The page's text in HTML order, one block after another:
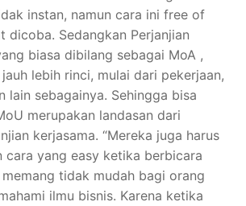
instan, namun cara ini free of
dicoba. Sedangkan Perjanjian
biasa dibilang sebagai MoA ,
lebih rinci, mulai dari pekerjaan,
lain sebagainya. Sehingga bisa
merupakan landasan dari
kerjasama. “Mereka juga harus
cara yang easy ketika berbicara
tidak mudah bagi orang
ilmu bisnis. Karena ketika